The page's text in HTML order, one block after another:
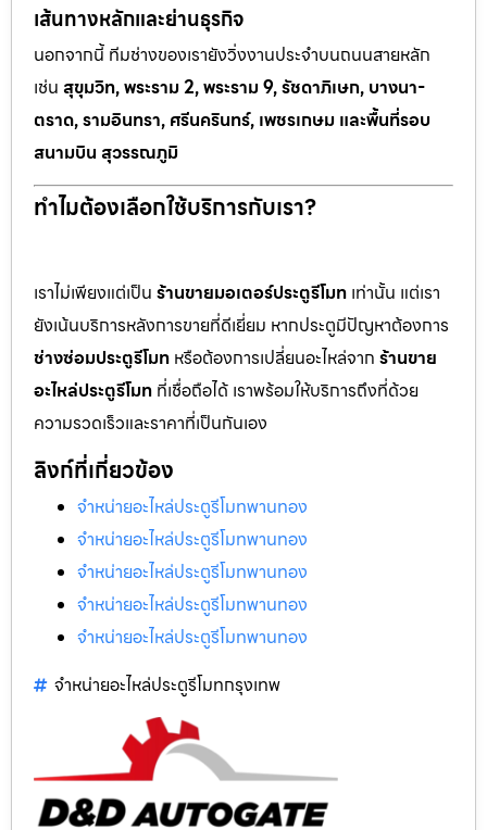
เส้นทางหลักและย่านธุรกิจ
นอกจากนี้ ทีมช่างของเรายังวิ่งงานประจำบนถนนสายหลัก
เช่น สุขุมวิท, พระราม 2, พระราม 9, รัชดาภิเษก, บางนา-
ตราด, รามอินทรา, ศรีนครินทร์, เพชรเกษม และพื้นที่รอบ
สนามบิน สุวรรณภูมิ
ทำไมต้องเลือกใช้บริการกับเรา?
เราไม่เพียงแต่เป็น ร้านขายมอเตอร์ประตูรีโมท เท่านั้น แต่เรา
ยังเน้นบริการหลังการขายที่ดีเยี่ยม หากประตูมีปัญหาต้องการ
ช่างซ่อมประตูรีโมท หรือต้องการเปลี่ยนอะไหล่จาก ร้านขาย
อะไหล่ประตูรีโมท ที่เชื่อถือได้ เราพร้อมให้บริการถึงที่ด้วย
ความรวดเร็วและราคาที่เป็นกันเอง
ลิงก์ที่เกี่ยวข้อง
จำหน่ายอะไหล่ประตูรีโมทพานทอง
จำหน่ายอะไหล่ประตูรีโมทพานทอง
จำหน่ายอะไหล่ประตูรีโมทพานทอง
จำหน่ายอะไหล่ประตูรีโมทพานทอง
จำหน่ายอะไหล่ประตูรีโมทพานทอง
จำหน่ายอะไหล่ประตูรีโมทกรุงเทพ